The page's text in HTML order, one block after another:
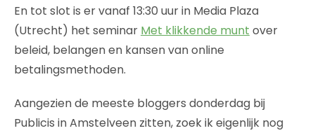
En tot slot is er vanaf 13:30 uur in Media Plaza
(Utrecht) het seminar Met klikkende munt over
beleid, belangen en kansen van online
betalingsmethoden.
Aangezien de meeste bloggers donderdag bij
Publicis in Amstelveen zitten, zoek ik eigenlijk nog